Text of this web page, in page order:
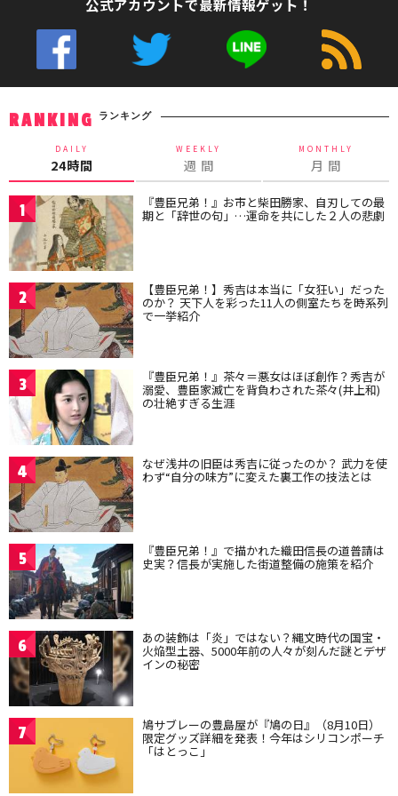
公式アカウントで最新情報ゲット！
RANKING ランキング
DAILY
24時間
WEEKLY
週 間
MONTHLY
月 間
1 『豊臣兄弟！』お市と柴田勝家、自刃しての最
期と「辞世の句」…運命を共にした２人の悲劇
2 【豊臣兄弟！】秀吉は本当に「女狂い」だった
のか？ 天下人を彩った11人の側室たちを時系列
で一挙紹介
3 『豊臣兄弟！』茶々＝悪女はほぼ創作？秀吉が
溺愛、豊臣家滅亡を背負わされた茶々(井上和)
の壮絶すぎる生涯
4 なぜ浅井の旧臣は秀吉に従ったのか？ 武力を使
わず“自分の味方”に変えた裏工作の技法とは
5 『豊臣兄弟！』で描かれた織田信長の道普請は
史実？信長が実施した街道整備の施策を紹介
6 あの装飾は「炎」ではない？縄文時代の国宝・
火焔型土器、5000年前の人々が刻んだ謎とデザ
インの秘密
7 鳩サブレーの豊島屋が『鳩の日』（8月10日）
限定グッズ詳細を発表！今年はシリコンポーチ
「はとっこ」